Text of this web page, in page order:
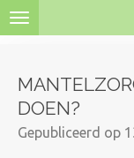
Ga
de
hoofdinhoud
DOEN?
Gepubliceerd op